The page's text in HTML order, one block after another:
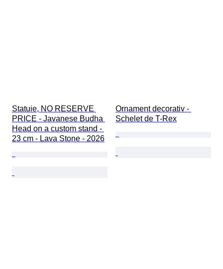
Statuie, NO RESERVE
PRICE - Javanese Budha
Head on a custom stand -
23 cm - Lava Stone - 2026
Ornament decorativ -
Schelet de T-Rex